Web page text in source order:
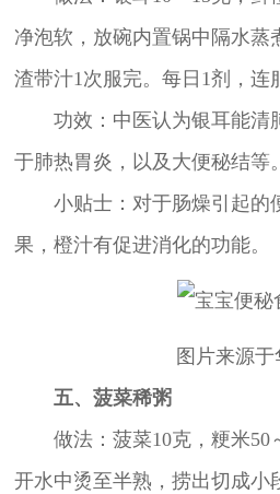
净泡软，放碗内置锅中隔水蒸
渣带汁1次服完。每日1剂，连
功效：中医认为银耳能清
于肺热胃炎，以及大便秘结等。
小贴士：对于肠燥引起的
果，橙汁有促进消化的功能。
图片来源于
五、菠菜稀粥
做法：菠菜10克，粳米50
开水中烫至半熟，捞出切成小